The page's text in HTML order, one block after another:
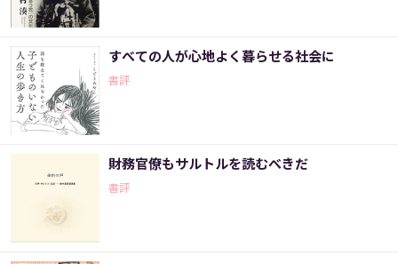
すべての人が心地よく暮らせる社会に
書評
財務官僚もサルトルを読むべきだ
書評